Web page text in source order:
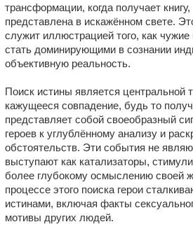
трансформации, когда получает
представлена в искажённом свете.
служит иллюстрацией того, как чужие
стать доминирующими в сознании
объективную реальность.
Поиск истины является центральной
кажущееся совпадение, будь то
представляет собой своеобразный
героев к углублённому анализу и
обстоятельств. Эти события не
выступают как катализаторы,
более глубокому осмыслению своей
процессе этого поиска герои
истинами, включая факты
мотивы других людей.